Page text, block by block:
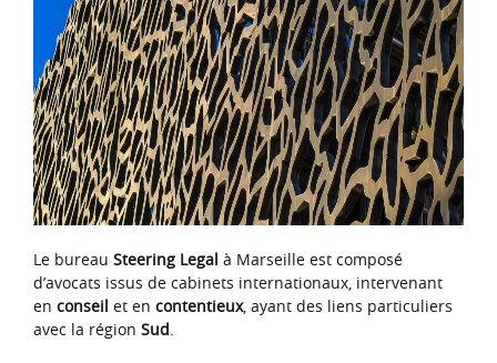
Le bureau Steering Legal à Marseille est composé
d’avocats issus de cabinets internationaux, intervenant
en conseil et en contentieux, ayant des liens particuliers
avec la région Sud.